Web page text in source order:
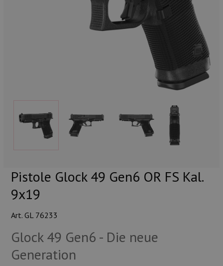
Pistole Glock 49 Gen6 OR FS Kal.
9x19
Art. GL 76233
Glock 49 Gen6 - Die neue
Generation
Waffen
Lampen und Zubehör